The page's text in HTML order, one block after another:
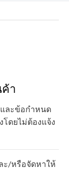
า
และข้อกำหนด
ดยไม่ต้องแจ้ง
ะ/หรือจัดหาให้